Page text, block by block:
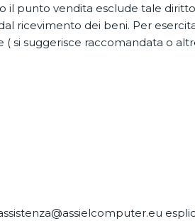
il punto vendita esclude tale
ricevimento dei beni. Per
si suggerisce raccomandata o